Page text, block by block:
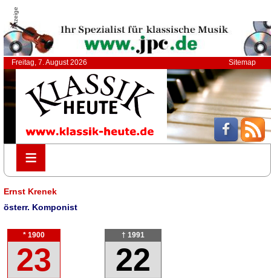
Anzeige
Freitag, 7. August 2026 Sitemap
≡
≡
Ernst Krenek
österr. Komponist
* 1900
23
† 1991
22